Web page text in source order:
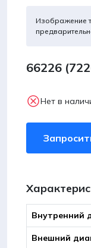
Изображение
66226
Нет в
Внутренний
Внешний